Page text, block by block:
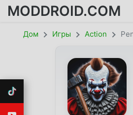
MODDROID.COM
Дом Игры Action